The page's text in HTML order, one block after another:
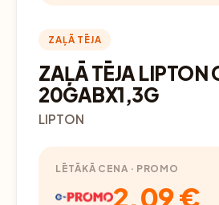
ZAĻĀ TĒJA
ZAĻĀ TĒJA LIPTON
20GABX1,3G
LIPTON
LĒTĀKĀ CENA · PROMO
2.09 €